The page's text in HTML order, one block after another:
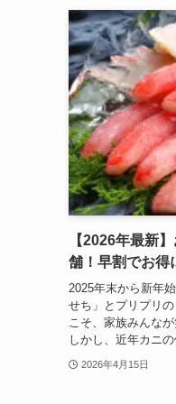
【2026年最新
舗！早割でお得
2025年末から新年
せち」とプリプリ
こそ、家族みんな
しかし、近年カニ
2026年4月15日